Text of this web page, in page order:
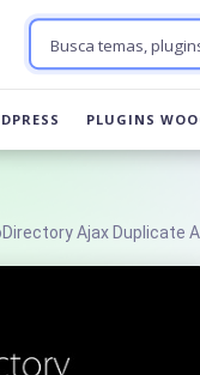
PLUGINS
Ajax Duplicate